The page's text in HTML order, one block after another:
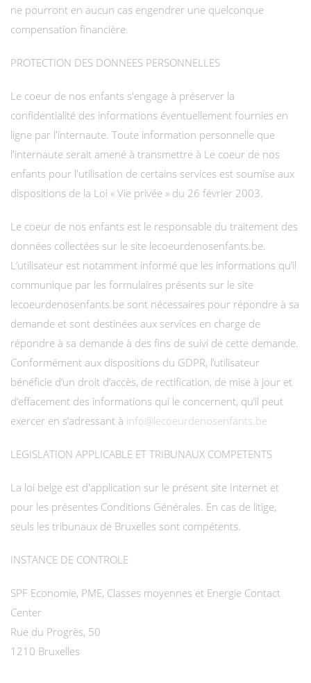
ne pourront en aucun cas engendrer une quelconque
compensation financière.
PROTECTION DES DONNEES PERSONNELLES
Le coeur de nos enfants s'engage à préserver la
confidentialité des informations éventuellement fournies en
ligne par l'internaute. Toute information personnelle que
l'internaute serait amené à transmettre à Le coeur de nos
enfants pour l'utilisation de certains services est soumise aux
dispositions de la Loi « Vie privée » du 26 février 2003.
Le coeur de nos enfants est le responsable du traitement des
données collectées sur le site lecoeurdenosenfants.be.
L’utilisateur est notamment informé que les informations qu’il
communique par les formulaires présents sur le site
lecoeurdenosenfants.be sont nécessaires pour répondre à sa
demande et sont destinées aux services en charge de
répondre à sa demande à des fins de suivi de cette demande.
Conformément aux dispositions du GDPR, l’utilisateur
bénéficie d’un droit d’accès, de rectification, de mise à jour et
d’effacement des informations qui le concernent, qu’il peut
exercer en s’adressant à info@lecoeurdenosenfants.be
LEGISLATION APPLICABLE ET TRIBUNAUX COMPETENTS
La loi belge est d'application sur le présent site Internet et
pour les présentes Conditions Générales. En cas de litige,
seuls les tribunaux de Bruxelles sont compétents.
INSTANCE DE CONTROLE
SPF Economie, PME, Classes moyennes et Energie Contact
Center
Rue du Progrès, 50
1210 Bruxelles